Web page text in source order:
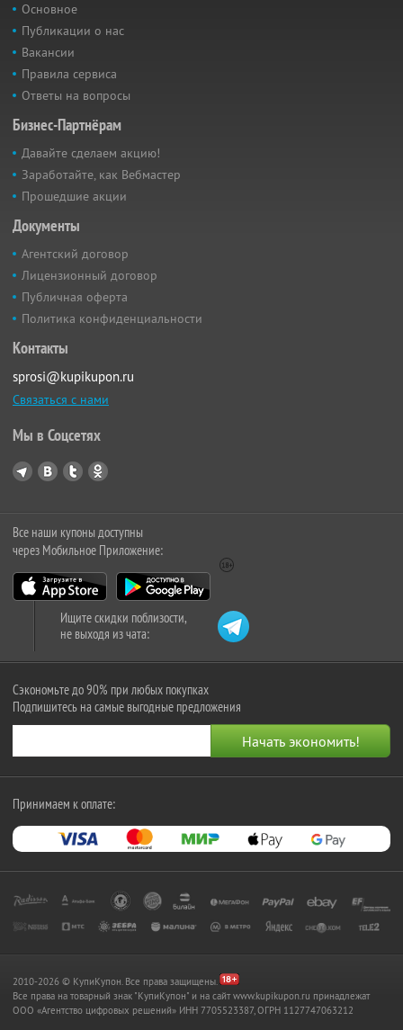
Основное
Публикации о нас
Вакансии
Правила сервиса
Ответы на вопросы
Бизнес-Партнёрам
Давайте сделаем акцию!
Заработайте, как Вебмастер
Прошедшие акции
Документы
Агентский договор
Лицензионный договор
Публичная оферта
Политика конфиденциальности
Контакты
sprosi@kupikupon.ru
Связаться с нами
Мы в Соцсетях
Все наши купоны доступны
через Мобильное Приложение:
Ищите скидки поблизости,
не выходя из чата:
Сэкономьте до 90% при любых покупках
Подпишитесь на самые выгодные предложения
Принимаем к оплате:
2010-2026 © КупиКупон. Все права защищены.
Все права на товарный знак "КупиКупон" и на сайт www.kupikupon.ru принадлежат
OOO «Агентство цифровых решений» ИНН 7705523387, ОГРН 1127747063212